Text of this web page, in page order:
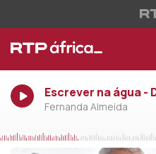
Escrever na água -
Fernanda Almeida